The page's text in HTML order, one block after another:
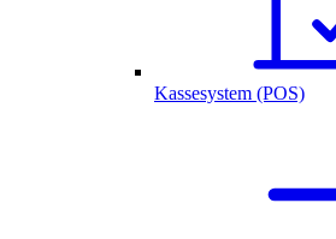
Kassesystem (POS)